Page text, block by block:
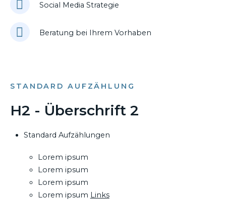
Social Media Strategie
Beratung bei Ihrem Vorhaben
STANDARD AUFZÄHLUNG
H2 - Überschrift 2
Standard Aufzählungen
Lorem ipsum
Lorem ipsum
Lorem ipsum
Lorem ipsum Links